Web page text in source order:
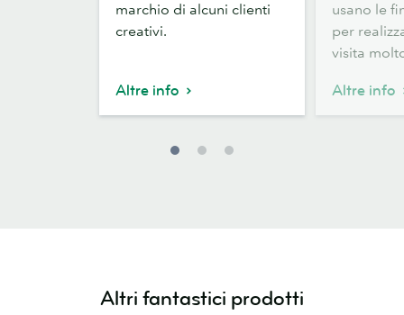
Stampa
Oro
marchio di alcuni clienti
creativi.
Altre info
Lucidi
usano le
per
visita
Altre info
Altri fantastici prodotti